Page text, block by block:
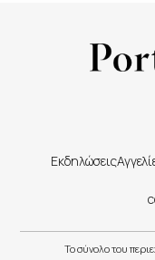
Εκδηλώσεις
Το σύνολο του